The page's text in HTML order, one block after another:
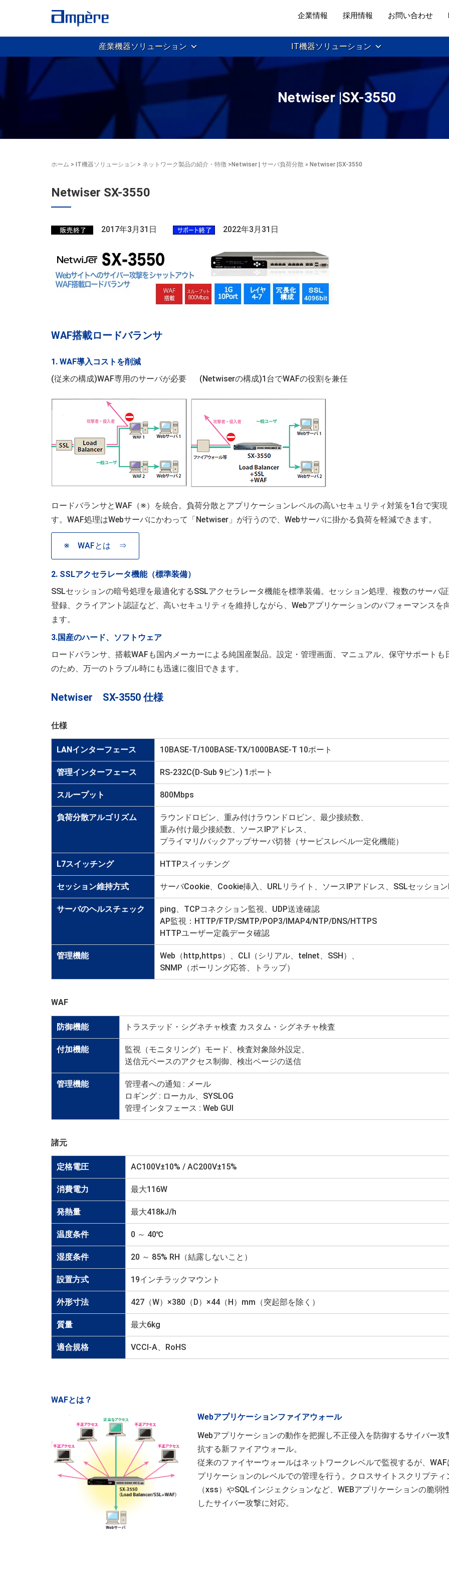
企業情報 採用情報 お問い合わせ
産業機器ソリューション IT機器ソリューション
Netwiser |SX-3550
ホーム > IT機器ソリューション > ネットワーク製品の紹介・特徴 > Netwiser | サーバ負荷分散 » Netwiser |SX-3550
Netwiser SX-3550
2017年3月31日 2022年3月31日
WAF搭載ロードバランサ
1. WAF導入コストを削減
(従来の構成)WAF専用のサーバが必要
(Netwiserの構成)1台でWAFの役割を兼任
ロードバランサとWAF（※）を統合。負荷分散とアプリケーションレベルの高いセキュリティ対策を1台で実
す。WAF処理はWebサーバにかわって「Netwiser」が行うので、Webサーバに掛かる負荷を軽減できます。
※ WAFとは ⇒
2. SSLアクセラレータ機能（標準装備）
SSLセッションの暗号処理を最適化するSSLアクセラレータ機能を標準装備。セッション処理、複数のサーバ
登録、クライアント認証など、高いセキュリティを維持しながら、Webアプリケーションのパフォーマンスを
ます。
3.国産のハード、ソフトウェア
ロードバランサ、搭載WAFも国内メーカーによる純国産製品。設定・管理画面、マニュアル、保守サポートも
のため、万一のトラブル時にも迅速に復旧できます。
Netwiser SX-3550 仕様
仕様
LANインターフェース 10BASE-T/100BASE-TX/1000BASE-T 10ポート
管理インターフェース RS-232C(D-Sub 9ピン) 1ポート
スループット 800Mbps
負荷分散アルゴリズム
ラウンドロビン、重み付けラウンドロビン、最少接続数、
重み付け最少接続数、ソースIPアドレス、
プライマリ/バックアップサーバ切替（サービスレベル一定化機能）
L7スイッチング HTTPスイッチング
セッション維持方式 サーバCookie、Cookie挿入、URLリライト、ソースIPアドレス、SSLセッション
サーバのヘルスチェック
ping、TCPコネクション監視、UDP送達確認
AP監視：HTTP/FTP/SMTP/POP3/IMAP4/NTP/DNS/HTTPS
HTTPユーザー定義データ確認
管理機能
Web（http,https）、CLI（シリアル、telnet、SSH）、
SNMP（ポーリング応答、トラップ）
WAF
防御機能 トラステッド・シグネチャ検査 カスタム・シグネチャ検査
付加機能
監視（モニタリング）モード、検査対象除外設定、
送信元ベースのアクセス制御、検出ページの送信
管理機能
管理者への通知 : メール
ロギング : ローカル、SYSLOG
管理インタフェース : Web GUI
諸元
定格電圧 AC100V±10% / AC200V±15%
消費電力 最大116W
発熱量 最大418kJ/h
温度条件 0 ～ 40℃
湿度条件 20 ～ 85% RH（結露しないこと）
設置方式 19インチラックマウント
外形寸法 427（W）×380（D）×44（H）mm（突起部を除く）
質量 最大6kg
適合規格 VCCI-A、RoHS
WAFとは？
Webアプリケーションファイアウォール
Webアプリケーションの動作を把握し不正侵入を防御するサイバー攻
抗する新ファイアウォール。
従来のファイヤーウォールはネットワークレベルで監視するが、
プリケーションのレベルでの管理を行う。クロスサイトスクリプティ
（xss）やSQLインジェクションなど、WEBアプリケーションの脆弱
したサイバー攻撃に対応。